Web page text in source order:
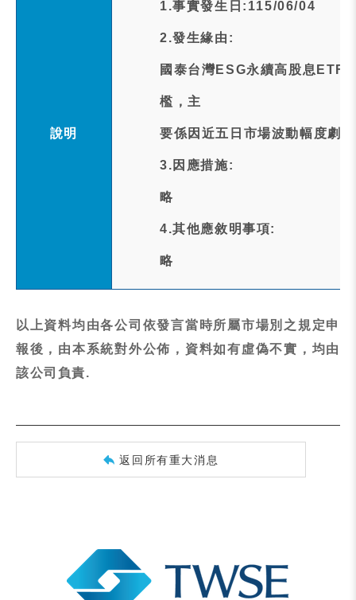
說明
1.事實發生日:115/06/04
2.發生緣由:
國泰台灣ESG永續高股息ETF
檻，主
要係因近五日市場波動幅度劇
3.因應措施:
略
4.其他應敘明事項:
略
以上資料均由各公司依發言當時所屬市場別之規定申
報後，由本系統對外公佈，資料如有虛偽不實，均由
該公司負責.
返回所有重大消息